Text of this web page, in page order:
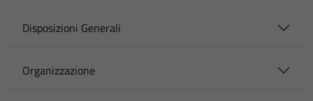
Disposizioni Generali
Organizzazione